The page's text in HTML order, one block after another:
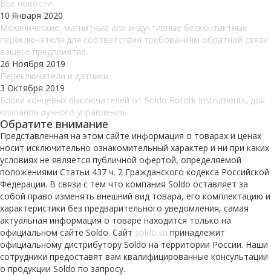
Все новости
10 Января 2020
Механические, магнитные или индуктивные бесконтактные
переключатели для соответствия требованиям обратной связи
вашего предприятия.
26 Ноября 2019
Переключатели и датчики
3 Октября 2019
Блоки концевых выключателей от Soldo Rotork Instruments, для
клапанов ручного управления.
Обратите внимание
Представленная на этом сайте информация о товарах и ценах
носит исключительно ознакомительный характер и ни при каких
условиях не является публичной офертой, определяемой
положениями Статьи 437 ч. 2 Гражданского кодекса Российской
Федерации. В связи с тем что компания Soldo оставляет за
собой право изменять внешний вид товара, его комплектацию и
характеристики без предварительного уведомления, самая
актуальная информация о товаре находится только на
официальном сайте Soldo. Сайт soldo.su принадлежит
официальному дистрибутору Soldo на территории России. Наши
сотрудники предоставят вам квалифицированные консультации
о продукции Soldo по запросу.